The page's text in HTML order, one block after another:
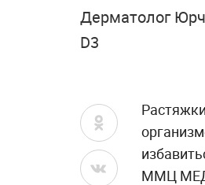
Дерматолог
D3
ММЦ